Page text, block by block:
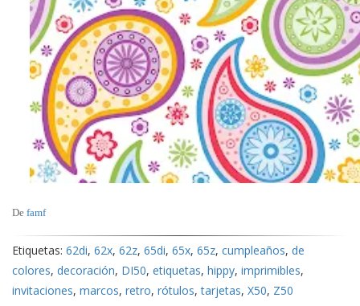
De famf
Etiquetas: 62di, 62x, 62z, 65di, 65x, 65z, cumpleaños, de
colores, decoración, DI50, etiquetas, hippy, imprimibles,
invitaciones, marcos, retro, rótulos,tarjetas, X50, Z50